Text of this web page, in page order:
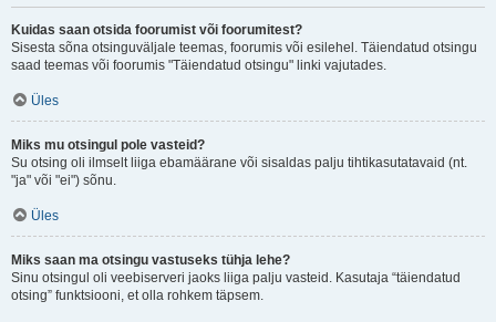
Kuidas saan otsida foorumist või foorumitest?
Sisesta sõna otsinguväljale teemas, foorumis või esilehel. Täiendatud otsingu
saad teemas või foorumis "Täiendatud otsingu" linki vajutades.
Üles
Miks mu otsingul pole vasteid?
Su otsing oli ilmselt liiga ebamäärane või sisaldas palju tihtikasutatavaid (nt.
"ja" või "ei") sõnu.
Üles
Miks saan ma otsingu vastuseks tühja lehe?
Sinu otsingul oli veebiserveri jaoks liiga palju vasteid. Kasutaja “täiendatud
otsing” funktsiooni, et olla rohkem täpsem.